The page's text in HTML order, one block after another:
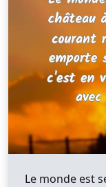
Le monde est